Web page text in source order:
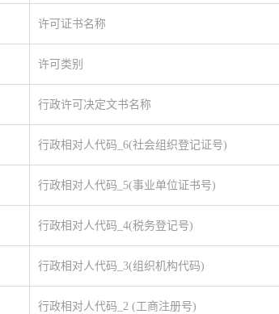
许可证书名称
许可类别
行政许可决定文书名称
行政相对人代码_6(社会组织登记证号)
行政相对人代码_5(事业单位证书号)
行政相对人代码_4(税务登记号)
行政相对人代码_3(组织机构代码)
行政相对人代码_2 (工商注册号)